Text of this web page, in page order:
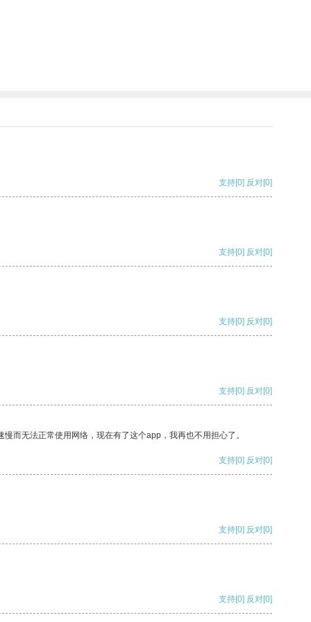
支持[0] 反对[0]
支持[0] 反对[0]
支持[0] 反对[0]
支持[0] 反对[0]
而无法正常使用网络，现在有了这个app，我再也不用担心了。
支持[0] 反对[0]
支持[0] 反对[0]
支持[0] 反对[0]